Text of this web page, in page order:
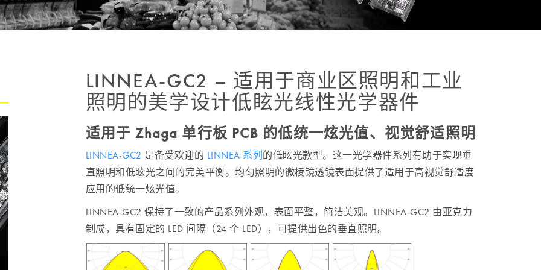
LINNEA-GC2 – 适用于商业区照明和工业
照明的美学设计低眩光线性光学器件
适用于 Zhaga 单行板 PCB 的低统一炫光值、视觉舒适照明
LINNEA-GC2 是备受欢迎的 LINNEA 系列的低眩光款型。这一光学器件系列有助于实现垂
直照明和低眩光之间的完美平衡。均匀照明的微棱镜透镜表面提供了适用于高视觉舒适度
应用的低统一炫光值。
LINNEA-GC2 保持了一致的产品系列外观，表面平整，简洁美观。LINNEA-GC2 由亚克力
制成，具有固定的 LED 间隔（24 个 LED），可提供出色的垂直照明。